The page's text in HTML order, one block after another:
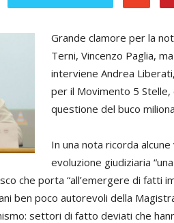
Grande clamore per la
Terni, Vincenzo Paglia,
interviene Andrea
per il Movimento 5 Stelle,
questione del buco
In una nota ricorda
evoluzione giudiziaria
che porta “all’emergere di fatti
ben poco autorevoli della
settori di fatto deviati che